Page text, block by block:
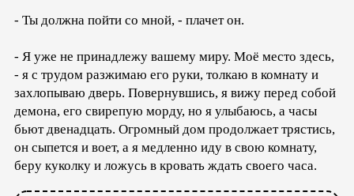
- Ты должна пойти со мной, - плачет он.
- Я уже не принадлежу вашему миру. Моё место здесь,
- я с трудом разжимаю его руки, толкаю в комнату и
захлопываю дверь. Повернувшись, я вижу перед собой
демона, его свирепую морду, но я улыбаюсь, а часы
бьют двенадцать. Огромный дом продолжает трястись,
он сыпется и воет, а я медленно иду в свою комнату,
беру куколку и ложусь в кровать ждать своего часа.